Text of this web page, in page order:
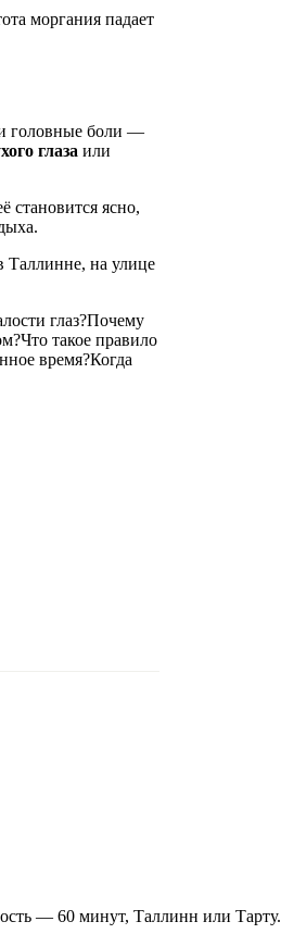
моргания падает
головные боли —
глаза или
становится ясно,
Таллинне, на улице
глаз?Почему
Что такое правило
время?Когда
— 60 минут, Таллинн или Тарту.